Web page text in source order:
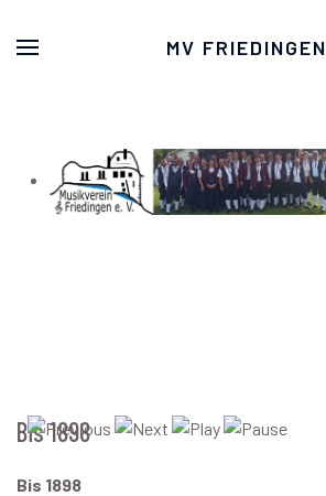
MV FRIEDINGEN
Bis 1898
Bis 1898